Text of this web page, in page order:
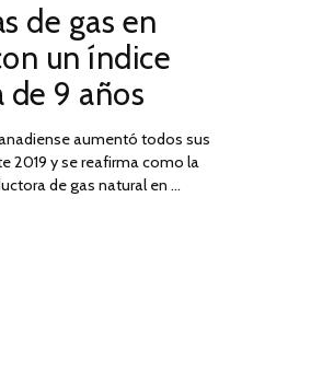
2025
de gas en
un índice
de 9 años
aumentó todos sus
2019 y se reafirma como la
de gas natural en …